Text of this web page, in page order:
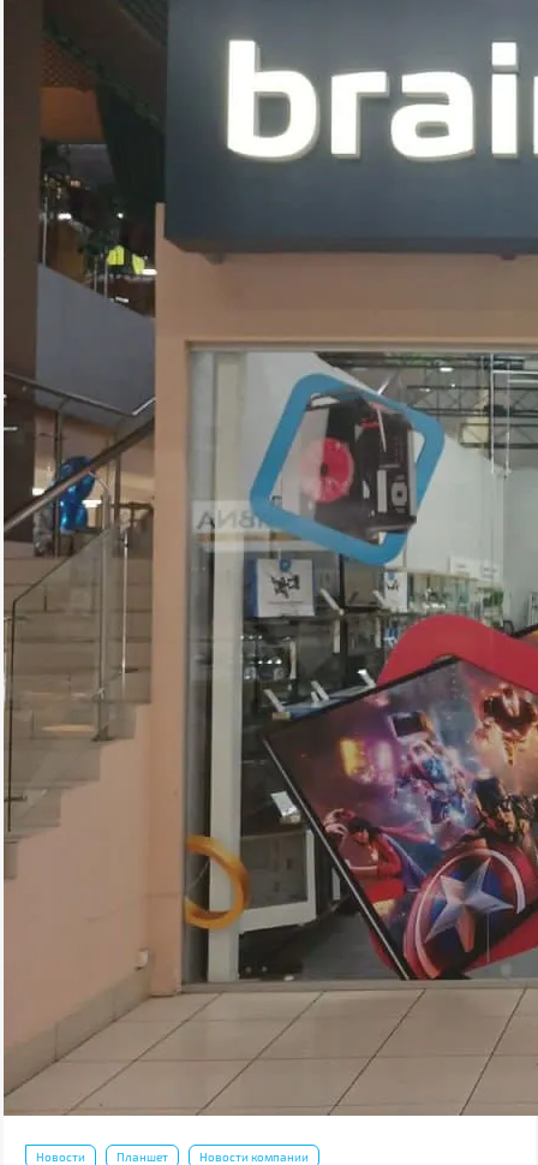
Новости Планшет Новости компании